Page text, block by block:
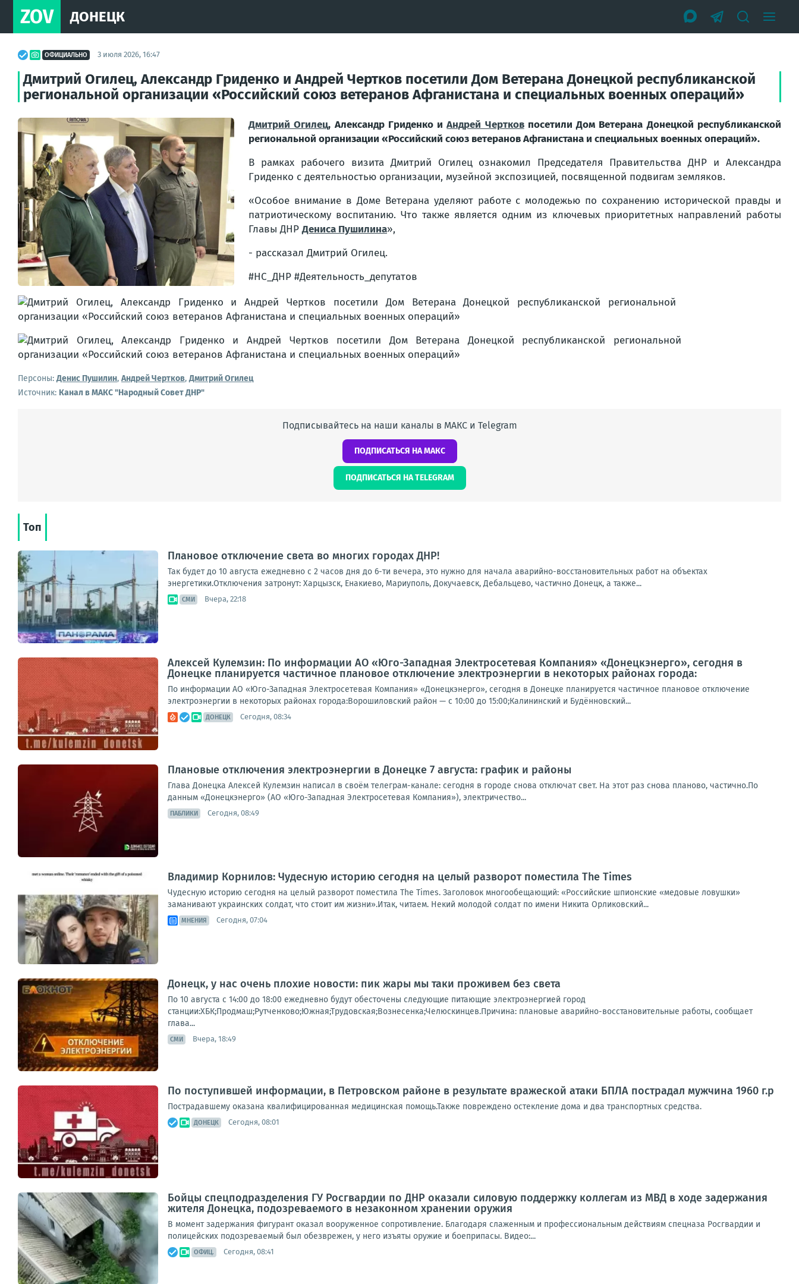
ZOV ДОНЕЦК
ОФИЦИАЛЬНО 3 июля 2026, 16:47
Дмитрий Огилец, Александр Гриденко и Андрей Чертков посетили Дом Ветерана Донецкой республиканской
региональной организации «Российский союз ветеранов Афганистана и специальных военных операций»
Дмитрий Огилец, Александр Гриденко иАндрей Чертковпосетили Дом Ветерана Донецкой республиканской
региональной организации «Российский союз ветеранов Афганистана и специальных военных операций».
В рамках рабочего визита Дмитрий Огилец ознакомил Председателя Правительства ДНР и Александра
Гриденко с деятельностью организации, музейной экспозицией, посвященной подвигам земляков.
«Особое внимание в Доме Ветерана уделяют работе с молодежью по сохранению исторической правды и
патриотическому воспитанию. Что также является одним из ключевых приоритетных направлений работы
Главы ДНРДениса Пушилина»,
- рассказал Дмитрий Огилец.
#НС_ДНР #Деятельность_депутатов
Персоны: Денис Пушилин, Андрей Чертков,Дмитрий Огилец
Источник: Канал в МАКС "Народный Совет ДНР"
Подписывайтесь на наши каналы в МАКС и Telegram
ПОДПИСАТЬСЯ НА МАКС
ПОДПИСАТЬСЯ НА TELEGRAM
Топ
Плановое отключение света во многих городах ДНР!
Так будет до 10 августа ежедневно с 2 часов дня до 6-ти вечера, это нужно для начала аварийно-восстановительных работ на объектах
энергетики.Отключения затронут: Харцызск, Енакиево, Мариуполь, Докучаевск, Дебальцево, частично Донецк, а также...
СМИ Вчера, 22:18
Алексей Кулемзин: По информации АО «Юго-Западная Электросетевая Компания» «Донецкэнерго», сегодня в
Донецке планируется частичное плановое отключение электроэнергии в некоторых районах города:
По информации АО «Юго-Западная Электросетевая Компания» «Донецкэнерго», сегодня в Донецке планируется частичное плановое отключение
электроэнергии в некоторых районах города:Ворошиловский район — с 10:00 до 15:00;Калининский и Будённовский...
ДОНЕЦК Сегодня, 08:34
Плановые отключения электроэнергии в Донецке 7 августа: график и районы
Глава Донецка Алексей Кулемзин написал в своём телеграм-канале: сегодня в городе снова отключат свет. На этот раз снова планово, частично.По
данным «Донецкэнерго» (АО «Юго-Западная Электросетевая Компания»), электричество...
ПАБЛИКИ Сегодня, 08:49
Владимир Корнилов: Чудесную историю сегодня на целый разворот поместила The Times
Чудесную историю сегодня на целый разворот поместила The Times. Заголовок многообещающий: «Российские шпионские «медовые ловушки»
заманивают украинских солдат, что стоит им жизни».Итак, читаем. Некий молодой солдат по имени Никита Орликовский...
МНЕНИЯ Сегодня, 07:04
Донецк, у нас очень плохие новости: пик жары мы таки проживем без света
По 10 августа с 14:00 до 18:00 ежедневно будут обесточены следующие питающие электроэнергией город
станции:ХБК;Продмаш;Рутченково;Южная;Трудовская;Вознесенка;Челюскинцев.Причина: плановые аварийно-восстановительные работы, сообщает
глава...
СМИ Вчера, 18:49
По поступившей информации, в Петровском районе в результате вражеской атаки БПЛА пострадал мужчина 1960 г.р
Пострадавшему оказана квалифицированная медицинская помощь.Также повреждено остекление дома и два транспортных средства.
ДОНЕЦК Сегодня, 08:01
Бойцы спецподразделения ГУ Росгвардии по ДНР оказали силовую поддержку коллегам из МВД в ходе задержания
жителя Донецка, подозреваемого в незаконном хранении оружия
В момент задержания фигурант оказал вооруженное сопротивление. Благодаря слаженным и профессиональным действиям спецназа Росгвардии и
полицейских подозреваемый был обезврежен, у него изъяты оружие и боеприпасы. Видео:...
ОФИЦ. Сегодня, 08:41